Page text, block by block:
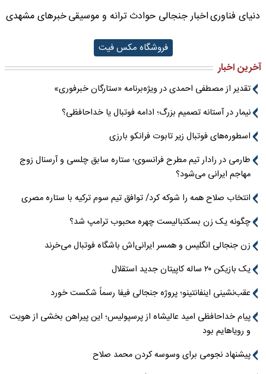
دنیای فناوریاخبار جنجالی حوادثترانه و موسیقیخبرهای مشهدی
فروشگاه مکس فیت
آخرین اخبار
تقدیر از مصطفی احمدی در ویژه‌برنامه «ستارگان خبرفوری»
نیمار در آستانه تصمیم بزرگ؛ ادامه فوتبال یا خداحافظی؟
اسطوره‌های فوتبال زیر تابوت فرانکو بارزی
طارمی در رادار تیم مطرح فرانسوی؛ ستاره سابق چلسی و آرسنال زوج
مهاجم ایرانی می‌شود؟
انتخاب صلاح همه را شوکه کرد/ توافق تیم سوم ترکیه با ستاره مصری
چگونه یک زن بسکتبالیست چهره محبوب ترامپ شد؟
زن جنجالی انگلیس و همسر ایرانی‌اش باشگاه فوتبال می‌خرند
یک بازیکن ۲۰ ساله کاپیتان جدید استقلال
عقب‌نشینی اینفانتینو؛ پروژه جنجالی فیفا رسماً شکست خورد
پیام خداحافظی امید عالیشاه از پرسپولیس؛ این پیراهن بخشی از هویت
و رویاهایم بود
پیشنهاد نجومی برای وسوسه کردن محمد صلاح